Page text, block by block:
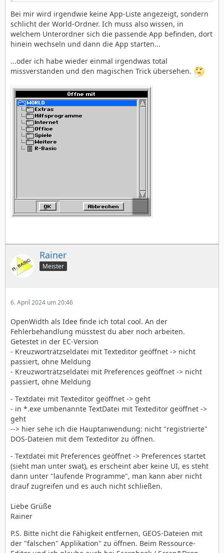
Bei mir wird irgendwie keine App-Liste angezeigt, sondern
schlicht der World-Ordner. Ich muss also wissen, in
welchem Unterordner sich die passende App befinden, dort
hinein wechseln und dann die App starten...
...oder ich habe wieder einmal irgendwas total
missverstanden und den magischen Trick übersehen.
Rainer
Meister
6. April 2024 um 20:46
OpenWidth als Idee finde ich total cool. An der
Fehlerbehandlung müsstest du aber noch arbeiten.
Getestet in der EC-Version
- Kreuzworträtzseldatei mit Texteditor geöffnet -> nicht
passiert, ohne Meldung
- Kreuzworträtzseldatei mit Preferences geöffnet -> nicht
passiert, ohne Meldung
- Textdatei mit Texteditor geöffnet -> geht
- in *.exe umbenannte TextDatei mit Texteditor geöffnet ->
geht
--> hier sehe ich die Hauptanwendung: nicht "registrierte"
DOS-Dateien mit dem Texteditor zu öffnen.
- Textdatei mit Preferences geöffnet -> Preferences startet
(sieht man unter swat), es erscheint aber keine UI, es steht
dann unter "laufende Programme", man kann aber nicht
drauf zugreifen und es auch nicht schließen.
Liebe Grüße
Rainer
P.S. Bitte nicht die Fähigkeit entfernen, GEOS-Dateien mit
der "falschen" Applikation" zu öffnen. Beim Ressource-